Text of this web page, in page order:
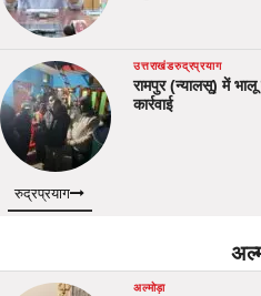
उत्तराखंडरुद्रप्रयाग
रामपुर (न्यालसू) में
कार्रवाई
रुद्रप्रयाग
अल्मोड़ा